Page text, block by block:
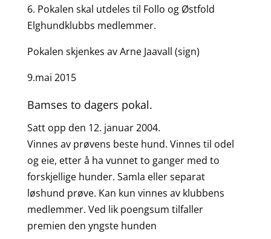
6. Pokalen skal utdeles til Follo og Østfold
Elghundklubbs medlemmer.
Pokalen skjenkes av Arne Jaavall (sign)
9.mai 2015
Bamses to dagers pokal.
Satt opp den 12. januar 2004.
Vinnes av prøvens beste hund. Vinnes til odel
og eie, etter å ha vunnet to ganger med to
forskjellige hunder. Samla eller separat
løshund prøve. Kan kun vinnes av klubbens
medlemmer. Ved lik poengsum tilfaller
premien den yngste hunden